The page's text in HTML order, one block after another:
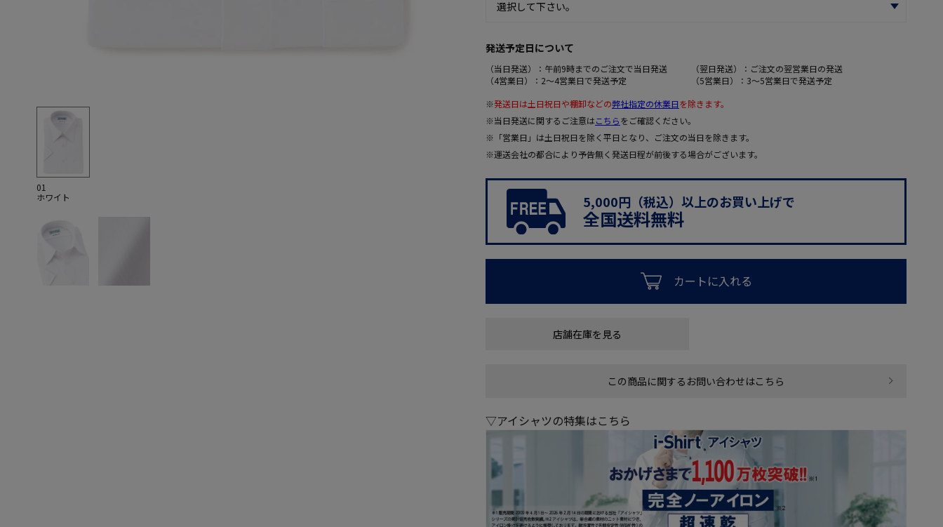
01
ホワイト
発送予定日について
（当日発送）：午前9時までのご注文で当日発送
（翌日発送）：ご注文の翌営業日の発送
（4営業日）：2～4営業日で発送予定
（5営業日）：3～5営業日で発送予定
※発送日は土日祝日や棚卸などの弊社指定の休業日を除きます。
※当日発送に関するご注意はこちらをご確認ください。
※「営業日」は土日祝日を除く平日となり、ご注文の当日を除きます。
※運送会社の都合により予告無く発送日程が前後する場合がございます。
5,000円（税込）以上のお買い上げで
全国送料無料
カートに入れる
店舗在庫を見る
この商品に関するお問い合わせはこちら
▽アイシャツの特集はこちら